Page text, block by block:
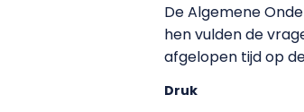
De Algemene
hen vulden de
afgelopen tijd op
Druk